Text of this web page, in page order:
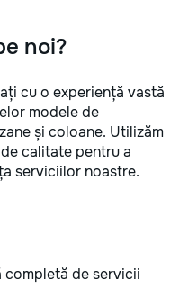
noi?
cu o experiență vastă
modele de
și coloane. Utilizăm
calitate pentru a
serviciilor noastre.
de servicii